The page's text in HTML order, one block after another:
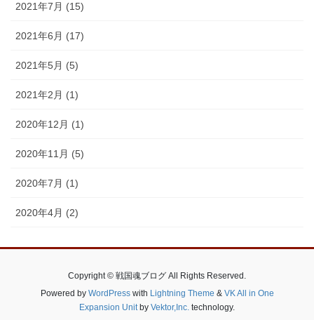
2021年7月 (15)
2021年6月 (17)
2021年5月 (5)
2021年2月 (1)
2020年12月 (1)
2020年11月 (5)
2020年7月 (1)
2020年4月 (2)
Copyright © 戦国魂ブログ All Rights Reserved.
Powered by WordPresswith Lightning Theme & VK All in One
Expansion Unitby Vektor,Inc. technology.